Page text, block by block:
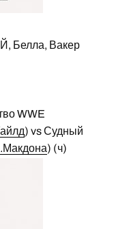
Белла, Вакер
WWE
) vs Судный
) (ч)